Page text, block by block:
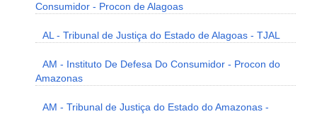
Consumidor - Procon de Alagoas
AL - Tribunal de Justiça do Estado de Alagoas - TJAL
AM - Instituto De Defesa Do Consumidor - Procon do
Amazonas
AM - Tribunal de Justiça do Estado do Amazonas -